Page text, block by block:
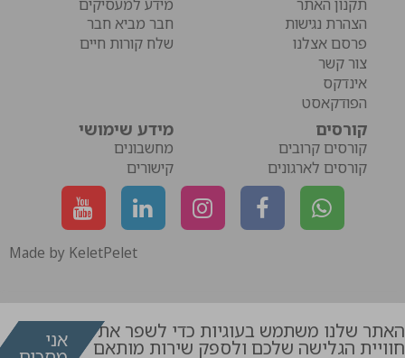
תקנון האתר
הצהרת נגישות
פרסם אצלנו
צור קשר
אינדקס
הפודקאסט
מידע למעסיקים
חבר מביא חבר
שלח קורות חיים
קורסים
קורסים קרובים
קורסים לארגונים
מידע שימושי
מחשבונים
קישורים
Made by KeletPelet
האתר שלנו משתמש בעוגיות כדי לשפר את
חוויית הגלישה שלכם ולספק שירות מותאם אני